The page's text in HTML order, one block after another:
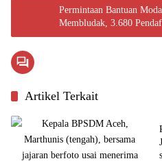
Permintaan Bantuan
Membludak, 3.680
1.000 Orang
Artikel Terkait